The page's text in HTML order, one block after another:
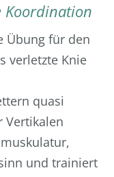
Koordination
Übung für den
verletzte Knie
quasi
Vertikalen
und trainiert